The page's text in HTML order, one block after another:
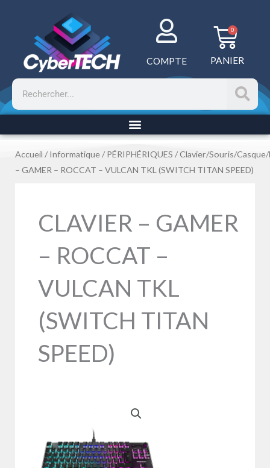
COMPTE
0
PANIER
Rechercher
Accueil /Informatique / PÉRIPHÉRIQUES /Clavier/Souris/
– GAMER – ROCCAT – VULCAN TKL (SWITCH TITAN SPEED)
CLAVIER – GAMER
– ROCCAT –
VULCAN TKL
(SWITCH TITAN
SPEED)